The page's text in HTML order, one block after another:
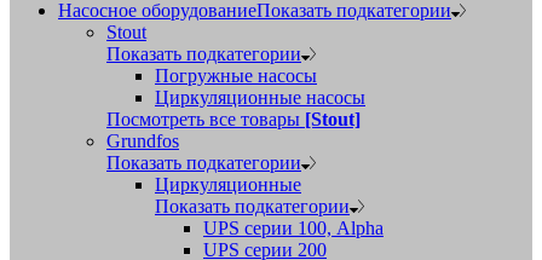
Насосное оборудованиеПоказать подкатегории
Stout
Показать подкатегории
Погружные насосы
Циркуляционные насосы
Посмотреть все товары [Stout]
Grundfos
Показать подкатегории
Циркуляционные
Показать подкатегории
UPS серии 100, Alpha
UPS серии 200